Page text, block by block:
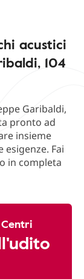
acustici
104
Garibaldi,
pronto ad
insieme
Fai
in completa